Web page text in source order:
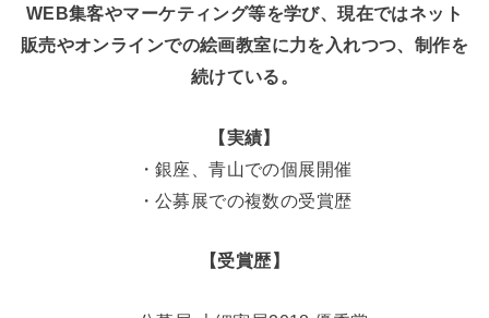
WEB集客やマーケティング等を学び、現在ではネット
販売やオンラインでの絵画教室に力を入れつつ、制作を
続けている。
【実績】
・銀座、青山での個展開催
・公募展での複数の受賞歴
【受賞歴】